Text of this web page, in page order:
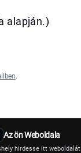
alapján.)
.
Az ön Weboldala
hirdesse itt weboldalát